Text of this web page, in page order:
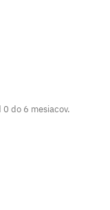
do 6 mesiacov.